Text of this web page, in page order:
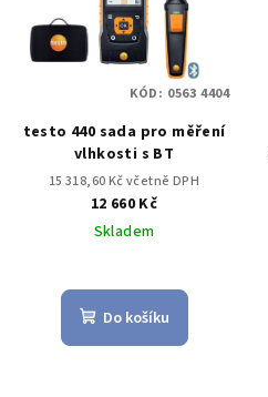
testo 440 sada pro měření
vlhkosti s BT
15 318,60 Kč včetně DPH
12 660 Kč
Skladem
Do košíku
KÓD: 0563 4404